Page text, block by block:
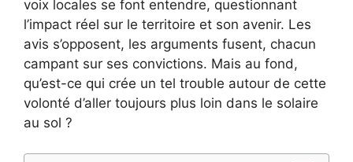
voix locales se font entendre, questionnant
l’impact réel sur le territoire et son avenir. Les
avis s’opposent, les arguments fusent, chacun
campant sur ses convictions. Mais au fond,
qu’est-ce qui crée un tel trouble autour de cette
volonté d’aller toujours plus loin dans le solaire
au sol ?